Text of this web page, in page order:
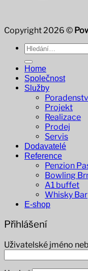
Copyright 2026 ©
Hledat:
Home
Společnost
Služby
Projekt
Realizace
Prodej
Servis
Dodavatelé
Reference
Penzion
Bowling
A1 buffet
Whisky Bar
E-shop
Přihlášení
Uživatelské jméno